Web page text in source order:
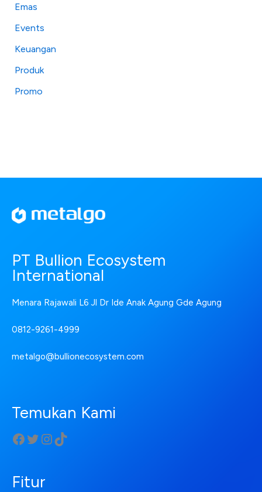
Emas
Events
Keuangan
Produk
Promo
PT Bullion Ecosystem
International
Menara Rajawali L6 Jl Dr Ide Anak Agung Gde Agung
0812-9261-4999
metalgo@bullionecosystem.com
Temukan Kami
Fitur